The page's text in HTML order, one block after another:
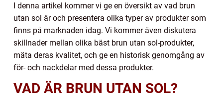
I denna artikel kommer vi ge en översikt av vad brun
utan sol är och presentera olika typer av produkter som
finns på marknaden idag. Vi kommer även diskutera
skillnader mellan olika bäst brun utan sol-produkter,
mäta deras kvalitet, och ge en historisk genomgång av
för- och nackdelar med dessa produkter.
VAD ÄR BRUN UTAN SOL?